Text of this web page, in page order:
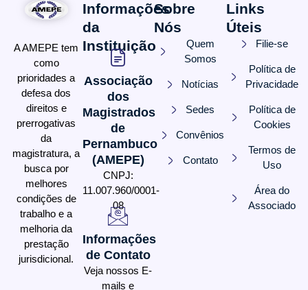
A AMEPE tem
como
prioridades a
defesa dos
direitos e
prerrogativas
da
magistratura, a
busca por
melhores
condições de
trabalho e a
melhoria da
prestação
jurisdicional.
Informações
da
Instituição
Associação
dos
Magistrados
de
Pernambuco
(AMEPE)
CNPJ:
11.007.960/0001-
08
Informações
de Contato
Veja nossos E-
mails e
Sobre
Nós
Quem
Somos
Notícias
Sedes
Convênios
Contato
Links
Úteis
Filie-se
Política de
Privacidade
Política de
Cookies
Termos de
Uso
Área do
Associado